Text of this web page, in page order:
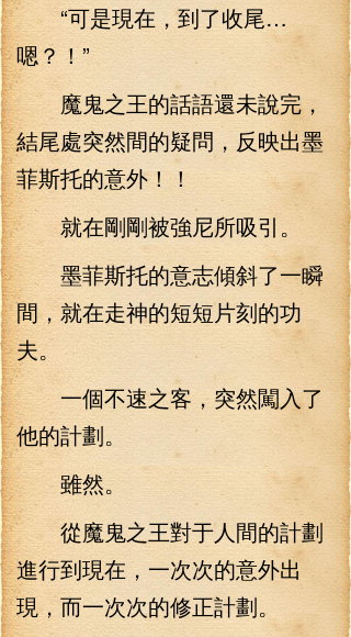
“可是現在，到了收尾…
嗯？！”
魔鬼之王的話語還未說完，
結尾處突然間的疑問，反映出墨
菲斯托的意外！！
就在剛剛被強尼所吸引。
墨菲斯托的意志傾斜了一瞬
間，就在走神的短短片刻的功
夫。
一個不速之客，突然闖入了
他的計劃。
雖然。
從魔鬼之王對于人間的計劃
進行到現在，一次次的意外出
現，而一次次的修正計劃。